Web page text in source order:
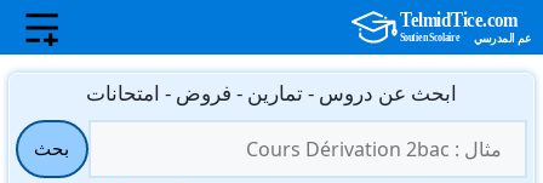
انتقل
المحتوى
ابحث عن دروس - تمارين - فروض - امتحانات
عن:
بحث